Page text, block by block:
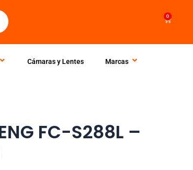
0
Cart
Cámaras y Lentes Marcas
FC-S288L –